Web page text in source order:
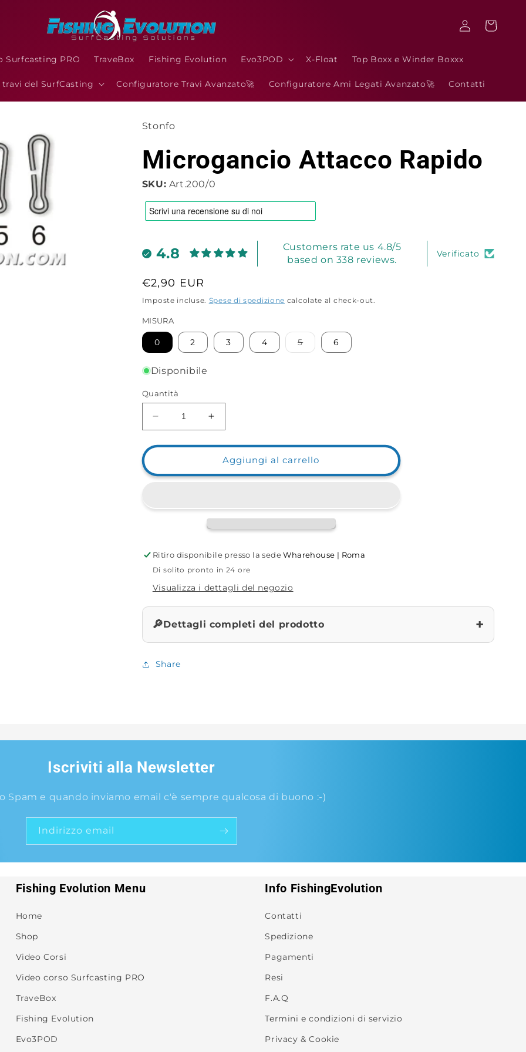
Surfcasting PRO TraveBox Fishing Evolution Evo3POD X-Float Top Boxx e Winder Boxxx
travi del SurfCasting Configuratore Travi Avanzato🚀 Configuratore Ami Legati Avanzato🚀 Contatti
Accedi Carrello
Stonfo
Microgancio Attacco Rapido
SKU: Art.200/0
4.8
Customers rate us 4.8/5
based on 338 reviews.
Verificato
Prezzo
di
€2,90 EUR
Imposte incluse. Spese di spedizione calcolate al check-out.
MISURA
0 2 3 4 5Variante
esaurita
6
Disponibile
Quantità
Diminuisci
quantità
per
Attacco
Aumenta
quantità
per
Microgancio
Aggiungi al carrello
Ritiro disponibile presso la sedeWharehouse | Roma
Di solito pronto in 24 ore
Visualizza i dettagli del negozio
🔎Dettagli completi del prodotto +
Share
Iscriviti alla Newsletter
Spam e quando inviamo email c'è sempre qualcosa di buono :-)
Indirizzo email
Fishing Evolution Menu
Home
Shop
Video Corsi
Video corso Surfcasting PRO
TraveBox
Fishing Evolution
Evo3POD
Info FishingEvolution
Contatti
Spedizione
Pagamenti
Resi
F.A.Q
Termini e condizioni di servizio
Privacy & Cookie